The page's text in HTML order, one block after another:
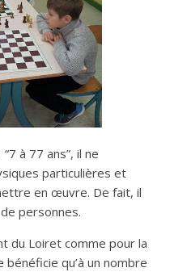
à 77 ans”, il ne
particulières et
en œuvre. De fait, il
personnes.
du Loiret comme pour la
qu’à un nombre